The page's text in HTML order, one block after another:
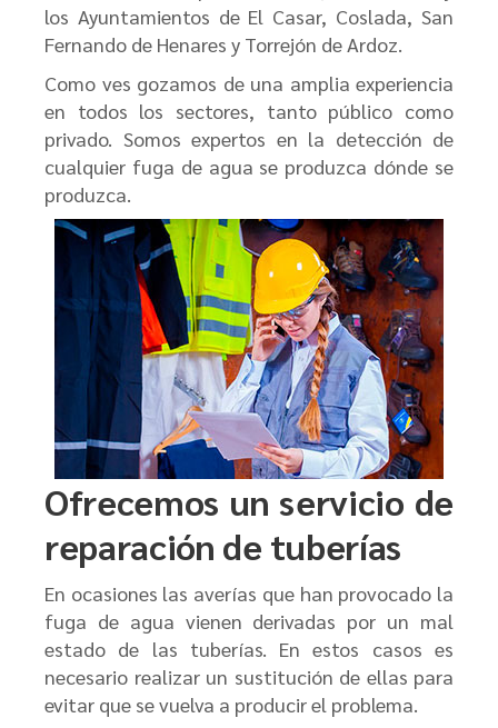
los Ayuntamientos de El Casar, Coslada, San
Fernando de Henares y Torrejón de Ardoz.
Como ves gozamos de una amplia experiencia
en todos los sectores, tanto público como
privado. Somos expertos en la detección de
cualquier fuga de agua se produzca dónde se
produzca.
Ofrecemos un servicio de
reparación de tuberías
En ocasiones las averías que han provocado la
fuga de agua vienen derivadas por un mal
estado de las tuberías. En estos casos es
necesario realizar un sustitución de ellas para
evitar que se vuelva a producir el problema.